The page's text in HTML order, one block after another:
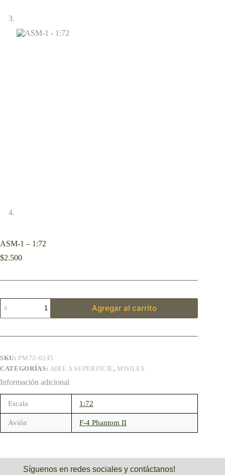
ASM-1 – 1:72
$2.500
Agregar al carrito
SKU: PM72-0245
CATEGORÍAS: AIRE A SUPERFICIE, MISILES
Información adicional
Escala 1:72
Avión F-4 Phantom II
Síguenos en redes sociales y contáctanos!